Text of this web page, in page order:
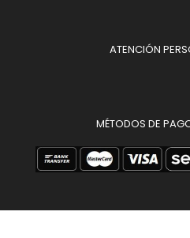
ATENCIÓN
MÉTODOS DE